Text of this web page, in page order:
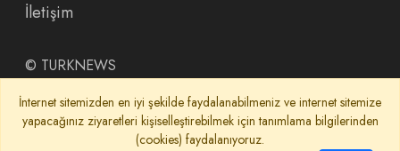
İletişim
© TURKNEWS
İnternet sitemizden en iyi şekilde faydalanabilmeniz ve internet sitemize
yapacağınız ziyaretleri kişiselleştirebilmek için tanımlama bilgilerinden
(cookies) faydalanıyoruz.